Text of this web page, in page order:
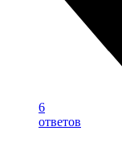
6
ответов